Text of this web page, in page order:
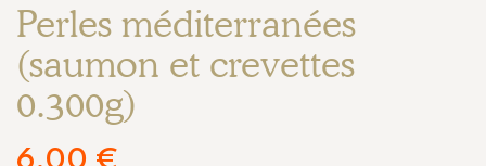
Perles méditerranées
(saumon et crevettes
0.300g)